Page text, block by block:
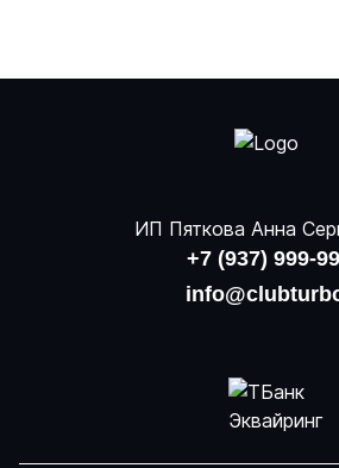
ИП Пяткова Анна
+7 (937) 999-